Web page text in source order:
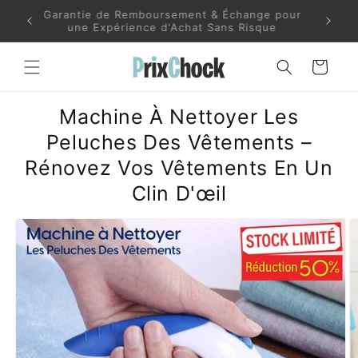
passer
contenu
De
Garantie de Remboursement & Échange pour
une Expérience d'Achat Sans Risque
Panier
Machine À Nettoyer Les
Peluches Des Vêtements –
Rénovez Vos Vêtements En Un
Clin D'œil
Passer aux
informations
produits